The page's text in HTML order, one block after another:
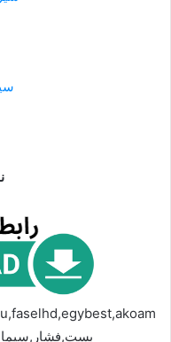
بست,فشار,سيما